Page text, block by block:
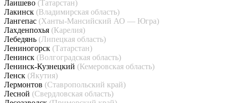
Лаишево (Татарстан)
Лакинск (Владимирская область)
Лангепас (Ханты-Мансийский АО — Югра)
Лахденпохья (Карелия)
Лебедянь (Липецкая область)
Лениногорск (Татарстан)
Ленинск (Волгоградская область)
Ленинск-Кузнецкий (Кемеровская область)
Ленск (Якутия)
Лермонтов (Ставропольский край)
Лесной (Свердловская область)